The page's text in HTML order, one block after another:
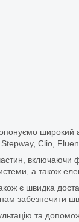
Clio,
включаючи
а також
є швидка
та